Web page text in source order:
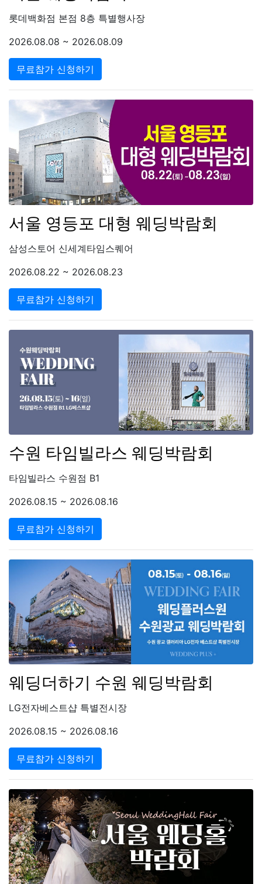
롯데백화점 본점 8층 특별행사장
2026.08.08 ~ 2026.08.09
무료참가 신청하기
서울 영등포 대형 웨딩박람회
삼성스토어 신세계타임스퀘어
2026.08.22 ~ 2026.08.23
무료참가 신청하기
수원 타임빌라스 웨딩박람회
타임빌라스 수원점 B1
2026.08.15 ~ 2026.08.16
무료참가 신청하기
웨딩더하기 수원 웨딩박람회
LG전자베스트샵 특별전시장
2026.08.15 ~ 2026.08.16
무료참가 신청하기